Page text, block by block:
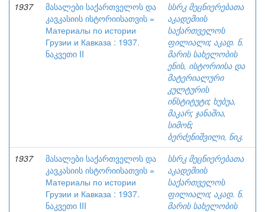
1937
მასალები საქართველოს და
კავკასიის ისტორიისათვის =
Материалы по истории
Грузии и Кавказа : 1937.
ნაკვეთი II
სსრკ მეცნიერებათა
აკადემიის
საქართველოს
ფილიალი; აკად. ნ.
მარის სახელობის
ენის, ისტორიისა და
მატერიალური
კულტურის
ინსტიტუტი; ხუბუა,
მაკარ; ჯანაშია,
სიმონ;
ბერძენიშვილი, ნიკ.
1937
მასალები საქართველოს და
კავკასიის ისტორიისათვის =
Материалы по истории
Грузии и Кавказа : 1937.
ნაკვეთი III
სსრკ მეცნიერებათა
აკადემიის
საქართველოს
ფილიალი; აკად. ნ.
მარის სახელობის